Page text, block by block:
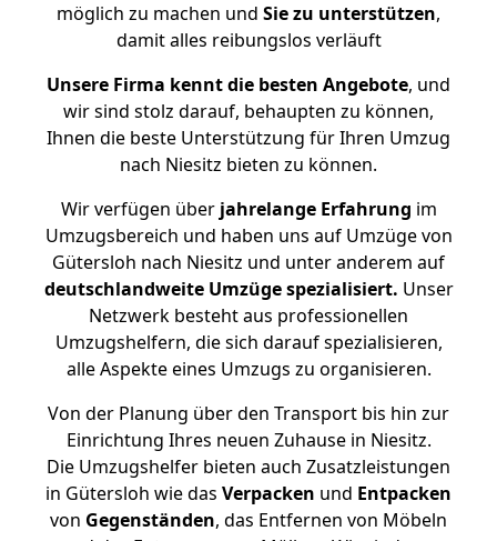
möglich zu machen und Sie zu unterstützen,
damit alles reibungslos verläuft
Unsere Firma kennt die besten Angebote, und
wir sind stolz darauf, behaupten zu können,
Ihnen die beste Unterstützung für Ihren Umzug
nach Niesitz bieten zu können.
Wir verfügen überjahrelange Erfahrung im
Umzugsbereich und haben uns auf Umzüge von
Gütersloh nach Niesitz und unter anderem auf
deutschlandweite Umzüge spezialisiert. Unser
Netzwerk besteht aus professionellen
Umzugshelfern, die sich darauf spezialisieren,
alle Aspekte eines Umzugs zu organisieren.
Von der Planung über den Transport bis hin zur
Einrichtung Ihres neuen Zuhause in Niesitz.
Die Umzugshelfer bieten auch Zusatzleistungen
in Gütersloh wie das Verpacken und Entpacken
von Gegenständen, das Entfernen von Möbeln